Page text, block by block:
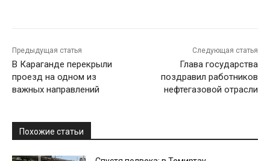
Предыдущая статья
В Караганде перекрыли
проезд на одном из
важных направлений
Следующая статья
Глава государства
поздравил работников
нефтегазовой отрасли
Похожие статьи